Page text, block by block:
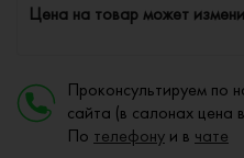
Цена на товар может
Проконсультируем по
сайта (в салонах цена
По телефону и в чате